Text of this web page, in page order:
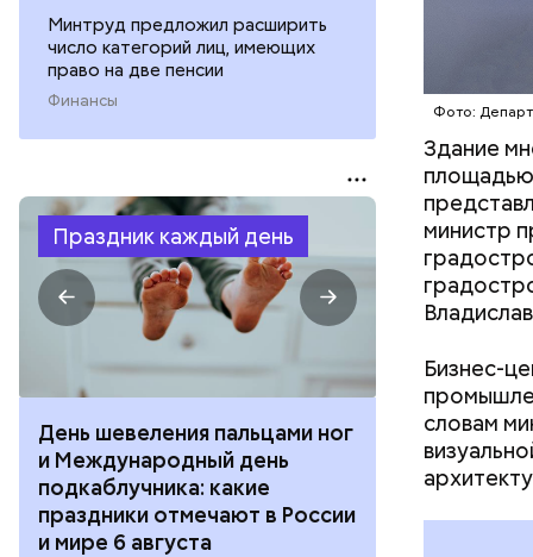
Минтруд предложил расширить
число категорий лиц, имеющих
право на две пенсии
Финансы
Праздник каждый день
День шевеления пальцами ног
и Международный день
подкаблучника: какие
праздники отмечают в России
и мире 6 августа
День
горизонта
курсанта:
отмечают в
Фото:
Здание
площадью
министр
Бизнес-
словам